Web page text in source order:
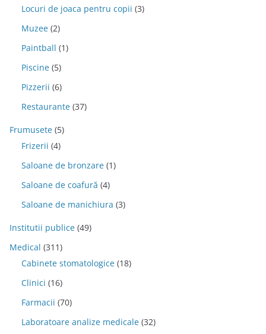
Locuri de joaca pentru copii (3)
Muzee (2)
Paintball (1)
Piscine (5)
Pizzerii (6)
Restaurante (37)
Frumusete (5)
Frizerii (4)
Saloane de bronzare (1)
Saloane de coafură (4)
Saloane de manichiura (3)
Institutii publice (49)
Medical (311)
Cabinete stomatologice (18)
Clinici (16)
Farmacii (70)
Laboratoare analize medicale (32)